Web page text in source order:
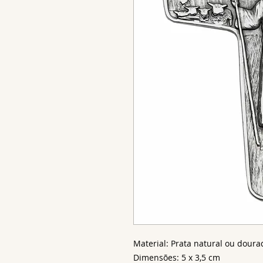
Material: Prata natural ou
Dimensões: 5 x 3,5 cm